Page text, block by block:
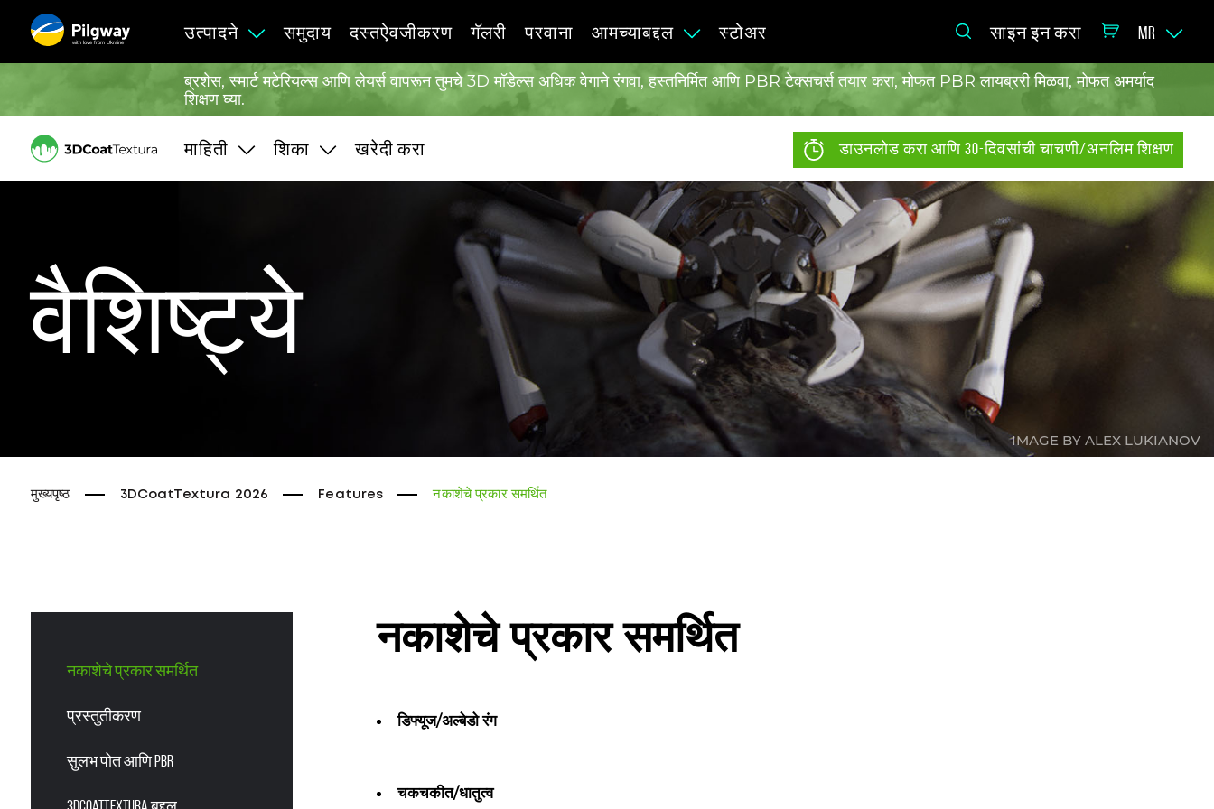
with love from Ukraine
उत्पादने समुदाय दस्तऐवजीकरण गॅलरी परवाना आमच्याबद्दल स्टोअर साइन इन करा MR
ब्रशेस, स्मार्ट मटेरियल्स आणि लेयर्स वापरून तुमचे 3D मॉडेल्स अधिक वेगाने रंगवा, हस्तनिर्मित आणि PBR टेक्सचर्स तयार करा, मोफत PBR लायब्ररी मिळवा, मोफत अमर्याद
शिक्षण घ्या.
माहिती शिका खरेदी करा डाउनलोड करा आणि 30-दिवसांची चाचणी/अनलिम शिक्षण
IMAGE BY ALEX LUKIANOV
वैशिष्ट्ये
मुख्यपृष्ठ 3DCoatTextura 2026 Features नकाशेचे प्रकार समर्थित
नकाशेचे प्रकार समर्थित
प्रस्तुतीकरण
सुलभ पोत आणि PBR
नकाशेचे प्रकार समर्थित
डिफ्यूज/अल्बेडो रंग
चकचकीत/धातुत्व